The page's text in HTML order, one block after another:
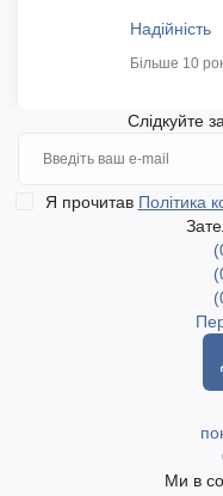
Надійність
Більше 10
Слідкуйте
Я прочитав Політика
Ми в